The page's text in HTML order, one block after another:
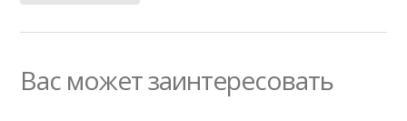
Вас может заинтересовать